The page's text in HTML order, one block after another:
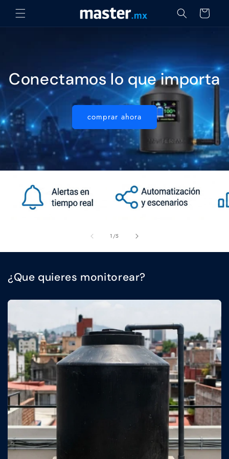
directamente
al contenido
Carrito
Conectamos lo que importa
comprar ahora
1/de
5
¿Que quieres monitorear?